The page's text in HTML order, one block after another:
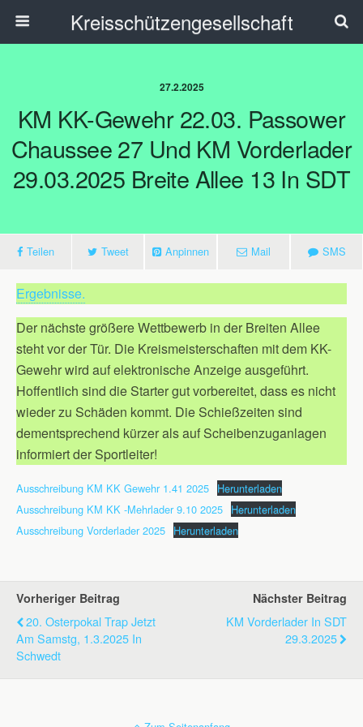
Kreisschützengesellschaft
27.2.2025
KM KK-Gewehr 22.03. Passower
Chaussee 27 Und KM Vorderlader
29.03.2025 Breite Allee 13 In SDT
Teilen Tweet Anpinnen Mail SMS
Ergebnisse.
Der nächste größere Wettbewerb in der Breiten Allee
steht vor der Tür. Die Kreismeisterschaften mit dem KK-
Gewehr wird auf elektronische Anzeige ausgeführt.
Hoffentlich sind die Starter gut vorbereitet, dass es nicht
wieder zu Schäden kommt. Die Schießzeiten sind
dementsprechend kürzer als auf Scheibenzuganlagen
informiert der Sportleiter!
Ausschreibung KM KK Gewehr 1.41 2025 Herunterladen
Ausschreibung KM KK -Mehrlader 9.10 2025 Herunterladen
Ausschreibung Vorderlader 2025 Herunterladen
Vorheriger Beitrag
20. Osterpokal Trap Jetzt
Am Samstg, 1.3.2025 In
Schwedt
Nächster Beitrag
KM Vorderlader In SDT
29.3.2025